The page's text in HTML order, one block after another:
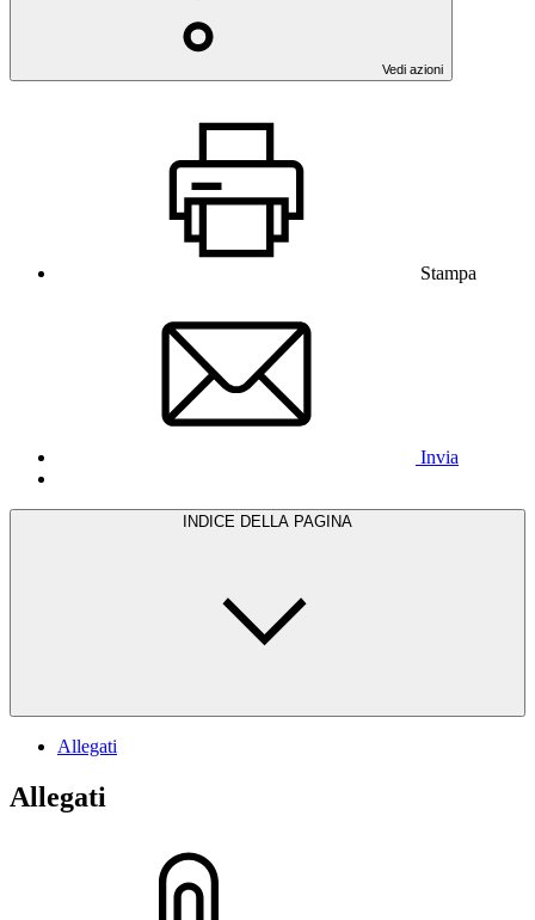
Vedi azioni
Stampa
Invia
INDICE DELLA PAGINA
Allegati
Allegati